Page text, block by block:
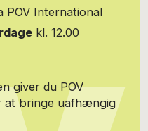
i både Danmark
som hun er dårlig til at
af. Hun gider ikke at lave
sofaen med en bog. Malenes
POV International
kl. 12.00
giver du POV
at bringe uafhængig